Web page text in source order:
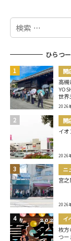
検
ひらつ
開
高槻
世界
2026
開
イ
2026
ニ
宮
2026
イ
枚方
つー